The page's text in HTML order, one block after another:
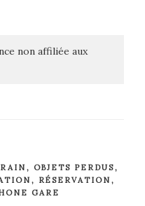
non affiliée aux
, OBJETS PERDUS,
, RÉSERVATION ,
GARE